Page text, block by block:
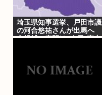
埼玉県知事選挙、戸田市議
の河合悠祐さんが出馬へ
立候補の表明は1人目:東京